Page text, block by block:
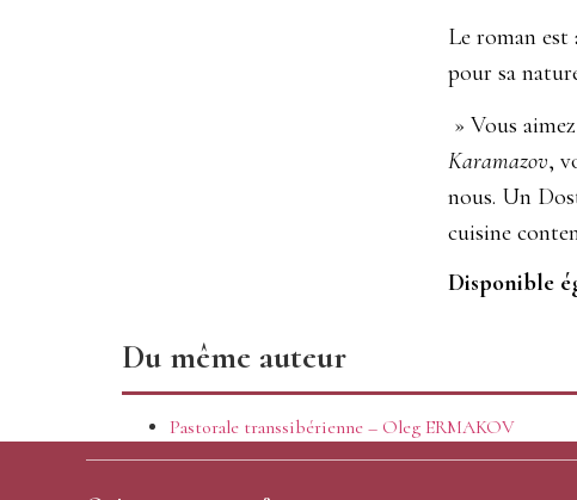
Le roman
pour sa
» Vous aimez
Karamazov,
nous. Un
cuisine
Disponible
Du même auteur
Pastorale transsibérienne – Oleg ERMAKOV